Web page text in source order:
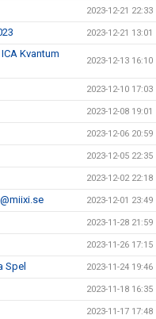
2023-12-21 22:33
2023-12-21 13:01
Kvantum
2023-12-13 16:10
2023-12-10 17:03
2023-12-08 19:01
2023-12-06 20:59
2023-12-05 22:35
2023-12-02 22:18
2023-12-01 23:49
2023-11-28 21:59
2023-11-26 17:15
Spel 2023-11-24 19:46
2023-11-18 16:35
2023-11-17 17:48